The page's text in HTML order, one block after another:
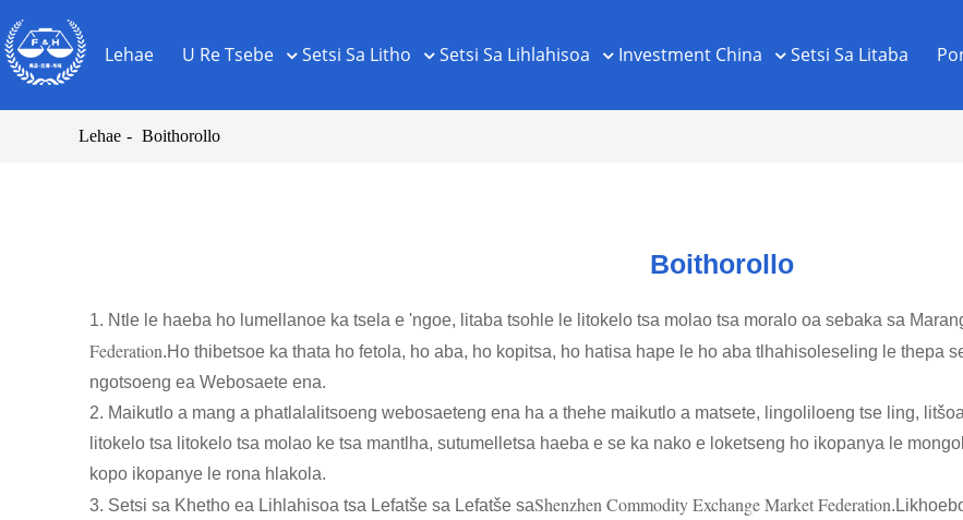
Lehae U Re Tsebe Setsi Sa Litho Setsi Sa Lihlahisoa Investment China Setsi Sa Litaba
Lehae Boithorollo
Boithorollo
1. Ntle le haeba ho lumellanoe ka tsela e 'ngoe, litaba tsohle le litokelo tsa molao tsa moralo oa sebaka sa
Federation.Ho thibetsoe ka thata ho fetola, ho aba, ho kopitsa, ho hatisa hape le ho aba tlhahisoleseling le thepa
ngotsoeng ea Webosaete ena.
2. Maikutlo a mang a phatlalalitsoeng webosaeteng ena ha a thehe maikutlo a matsete, lingoliloeng tse ling,
litokelo tsa litokelo tsa molao ke tsa mantlha, sutumelletsa haeba e se ka nako e loketseng ho ikopanya le
kopo ikopanye le rona hlakola.
3. Setsi sa Khetho ea Lihlahisoa tsa Lefatše sa Lefatše saShenzhen Commodity Exchange Market Federation